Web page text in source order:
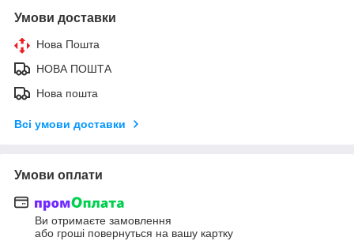
Умови доставки
Нова Пошта
НОВА ПОШТА
Нова пошта
Всі умови доставки
Умови оплати
Ви отримаєте замовлення
або гроші повернуться на вашу картку